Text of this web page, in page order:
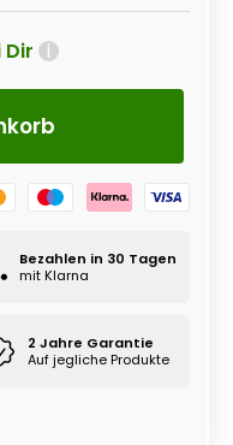
i
Bezahlen in 30 Tagen
mit Klarna
2 Jahre Garantie
Auf jegliche Produkte